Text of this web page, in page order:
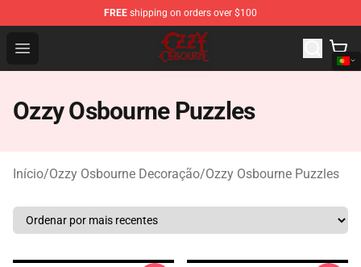
FREE shipping on orders over $100
Open menu
Ozzy Osbourne Store - Official Ozzy Osbourne
Ozzy Osbourne Puzzles
Início/Ozzy Osbourne Decoração/Ozzy Osbourne Puzzles